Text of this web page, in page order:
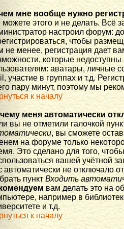
мне вообще нужно
этого и не делать. Всё
настроил форум:
чтобы
не менее, регистрация дает
которые
аватары, личные
участие в группах и т.д.
пару минут, поэтому мы
к началу
меня автоматически
вы не отметили галочкой
, вы сможете
на форуме только
Это сделано для того,
вашей учётной
автоматически не отключало
пунктВходить
вам делать это на
например в
и т.д.
к началу